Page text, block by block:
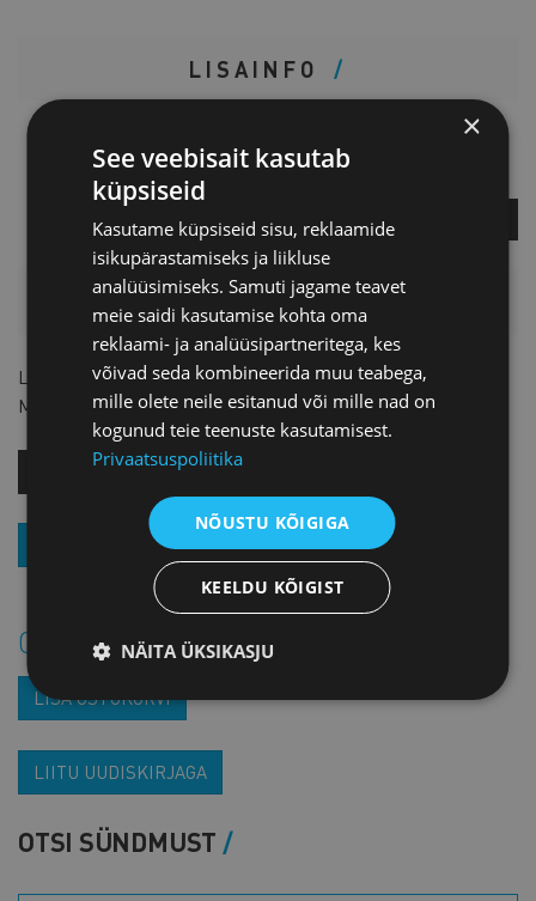
LISAINFO
Piret Potisepp
Teenuste direktor
KÜSI LISA
HINNAKIRI
LiikmeteleTASUTA
Mitteliikmetele9 € + KM
OSTA KOHE!
ASTU LIIKMEKS
Osta sündmuse salvestus
LISA OSTUKORVI
LIITU UUDISKIRJAGA
OTSI SÜNDMUST
×
See veebisait kasutab
küpsiseid
Kasutame küpsiseid sisu, reklaamide
isikupärastamiseks ja liikluse
analüüsimiseks. Samuti jagame teavet
meie saidi kasutamise kohta oma
reklaami- ja analüüsipartneritega, kes
võivad seda kombineerida muu teabega,
mille olete neile esitanud või mille nad on
kogunud teie teenuste kasutamisest.
Privaatsuspoliitika
NÕUSTU KÕIGIGA
KEELDU KÕIGIST
NÄITA ÜKSIKASJU